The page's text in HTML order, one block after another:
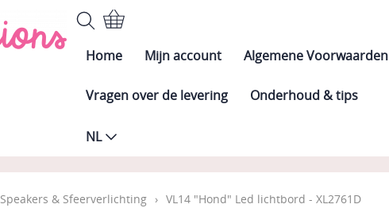
Home Mijn account Algemene Voorwaarden
Vragen over de levering Onderhoud & tips
NL
Speakers & Sfeerverlichting › VL14 "Hond" Led lichtbord - XL2761D